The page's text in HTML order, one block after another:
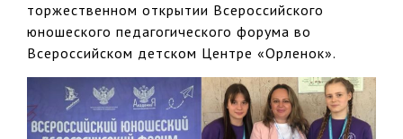
торжественном открытии Всероссийского
юношеского педагогического форума во
Всероссийском детском Центре «Орленок».